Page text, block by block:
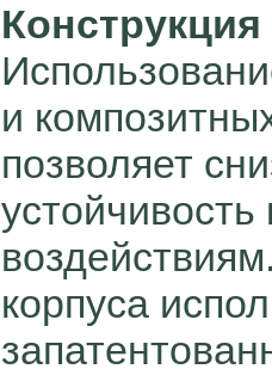
Конструкция
и
позволяет
корпуса